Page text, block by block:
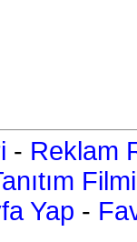
- Reklam
Filmi
Yap -